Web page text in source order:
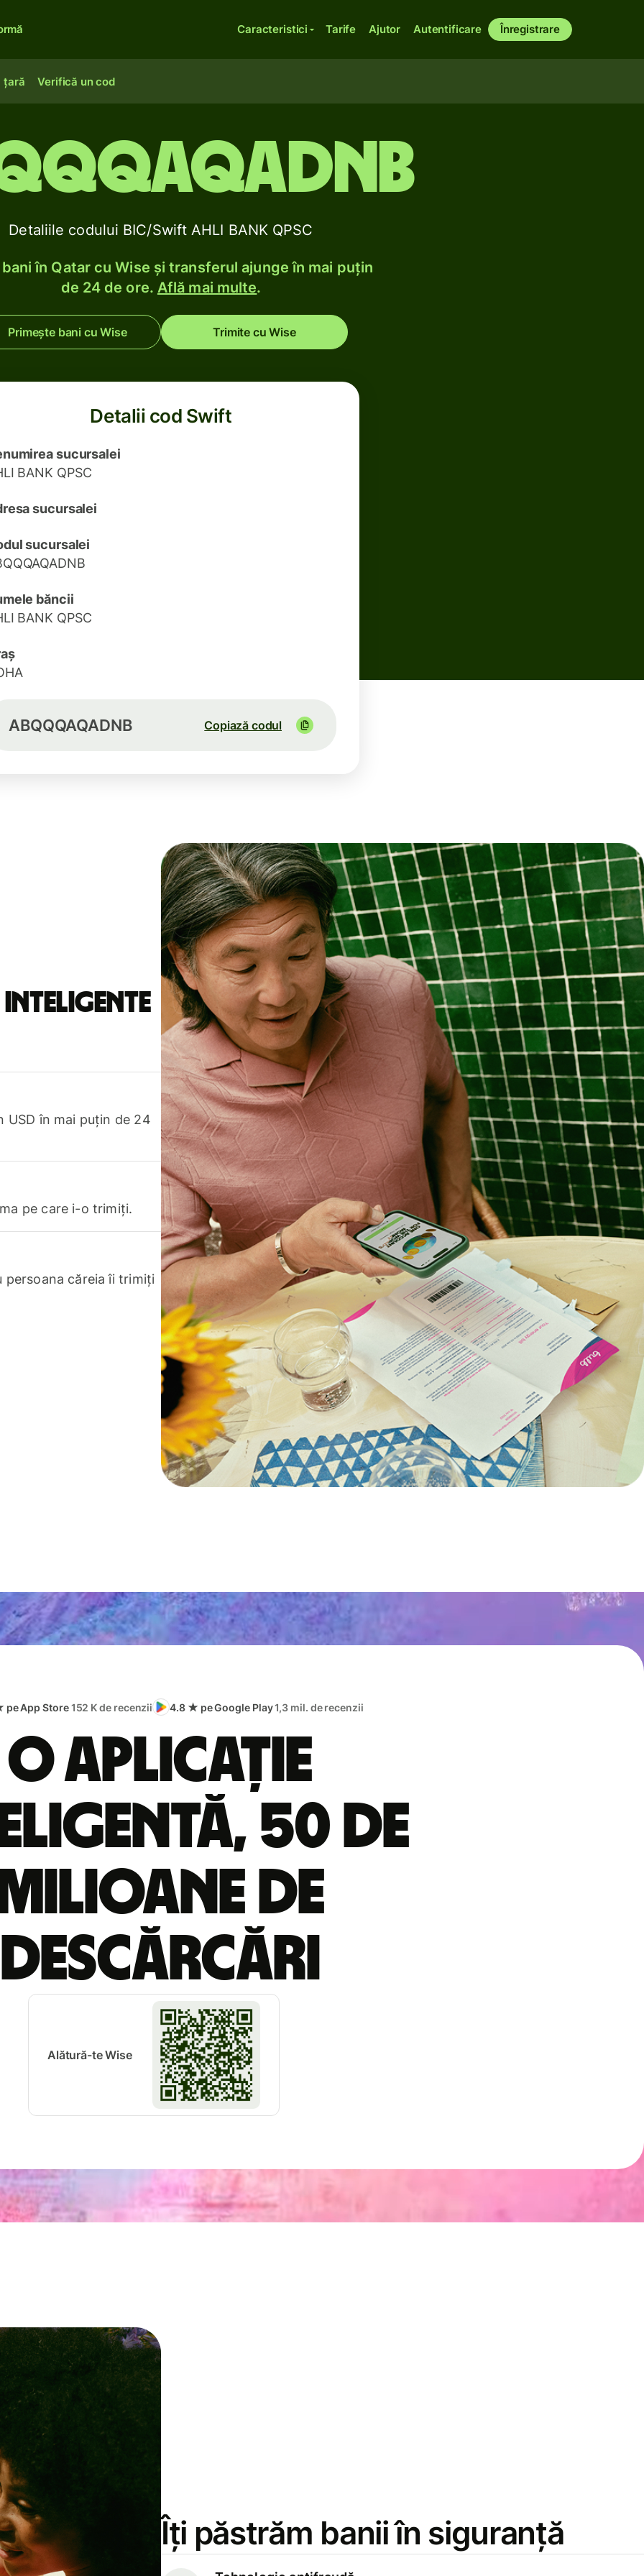
Caracteristici Tarife Ajutor Autentificare Înregistrare
țară Verifică un cod
Detaliile codului BIC/Swift AHLI BANK QPSC
în Qatar cu Wise și transferul ajunge în mai puțin
de 24 de ore. Află mai multe.
Primește bani cu Wise Trimite cu Wise
Detalii cod Swift
sucursalei
BANK QPSC
sucursalei
sucursalei
băncii
BANK QPSC
ABQQQAQADNB Copiază codul
USD în mai puțin de 24
pe care i-o trimiți.
căreia îi trimiți
pe App Store152 K de recenzii 4.8 ★ pe Google Play1,3 mil. de recenzii
O aplicație
50 de
de
descărcări
Alătură-te Wise
Îți păstrăm banii în siguranță